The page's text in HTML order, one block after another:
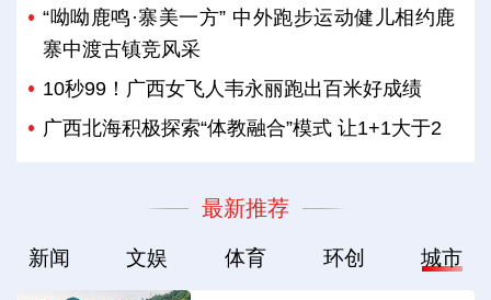
“呦呦鹿鸣·寨美一方” 中外跑步运动健儿相约鹿
寨中渡古镇竞风采
10秒99！广西女飞人韦永丽跑出百米好成绩
广西北海积极探索“体教融合”模式 让1+1大于2
最新推荐
新闻 文娱 体育 环创 城市